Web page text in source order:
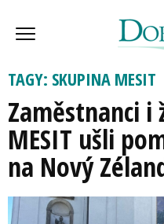
TAGY: SKUPINA MESIT
Zaměstnanci i
MESIT ušli
na Nový